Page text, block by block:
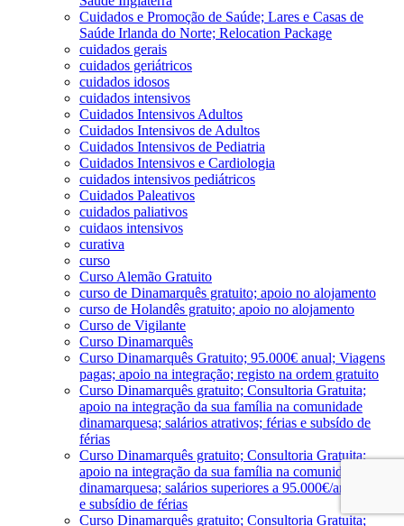
Cuidados e Promoção de Saúde; Lares e Casas de
Saúde Irlanda do Norte; Relocation Package
cuidados gerais
cuidados geriátricos
cuidados idosos
cuidados intensivos
Cuidados Intensivos Adultos
Cuidados Intensivos de Adultos
Cuidados Intensivos de Pediatria
Cuidados Intensivos e Cardiologia
cuidados intensivos pediátricos
Cuidados Paleativos
cuidados paliativos
cuidaos intensivos
curativa
curso
Curso Alemão Gratuito
curso de Dinamarquês gratuito; apoio no alojamento
curso de Holandês gratuito; apoio no alojamento
Curso de Vigilante
Curso Dinamarquês
Curso Dinamarquês Gratuito; 95.000€ anual; Viagens
pagas; apoio na integração; registo na ordem gratuito
Curso Dinamarquês gratuito; Consultoria Gratuita;
apoio na integração da sua família na comunidade
dinamarquesa; salários atrativos; férias e subsído de
férias
Curso Dinamarquês gratuito; Consultoria Gratuita;
apoio na integração da sua família na comunidade
dinamarquesa; salários superiores a 95.000€/ano; férias
e subsídio de férias
Curso Dinamarquês gratuito; Consultoria Gratuita;